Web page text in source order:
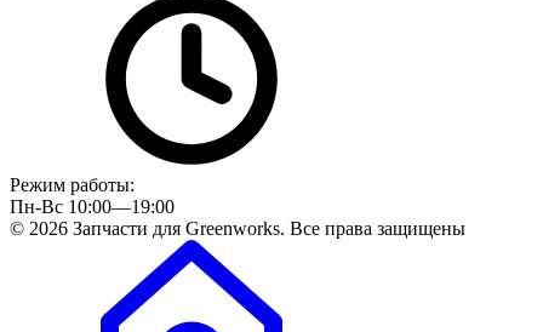
Режим работы:
Пн-Вс 10:00—19:00
© 2026 Запчасти для Greenworks. Все права защищены